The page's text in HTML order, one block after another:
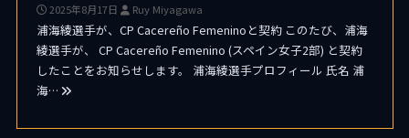
2025年8月17日 Ruy Miyagawa
浦海綾選手が、CP Cacereño Femeninoと契約 このたび、浦海
綾選手が、 CP Cacereño Femenino (スペイン女子2部) と契約
したことをお知らせします。 浦海綾選手プロフィール 氏名 浦
海…